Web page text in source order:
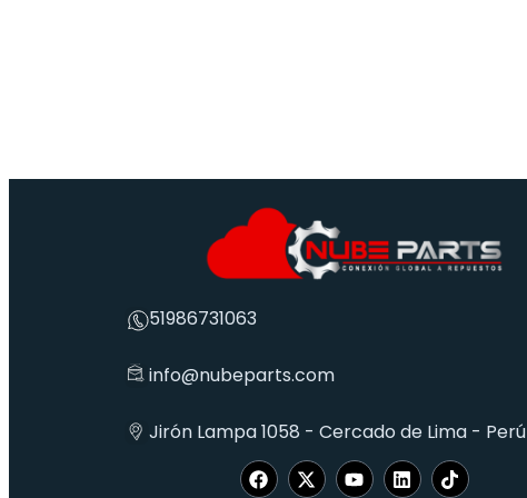
51986731063
info@nubeparts.com
Jirón Lampa 1058 - Cercado de Lima - Perú